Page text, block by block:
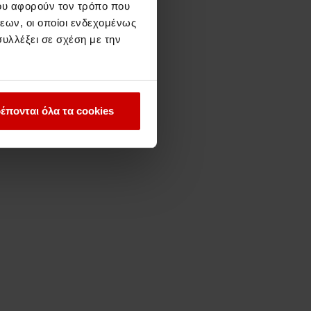
αφορούν τον τρόπο που
οι οποίοι ενδεχομένως
σε σχέση με την
όλα τα cookies